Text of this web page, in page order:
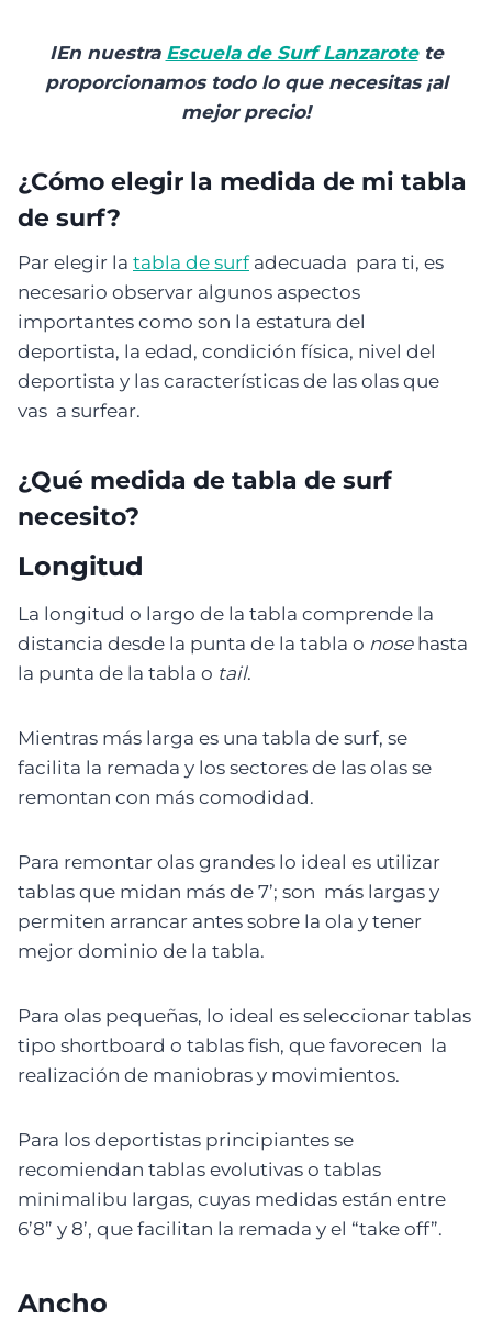
IEn nuestra Escuela de Surf Lanzarotete
proporcionamos todo lo que necesitas ¡al
mejor precio!
¿Cómo elegir la medida de mi tabla
de surf?
Par elegir la tabla de surfadecuada para ti, es
necesario observar algunos aspectos
importantes como son la estatura del
deportista, la edad, condición física, nivel del
deportista y las características de las olas que
vas a surfear.
¿Qué medida de tabla de surf
necesito?
Longitud
La longitud o largo de la tabla comprende la
distancia desde la punta de la tabla o nose hasta
la punta de la tabla o tail.
Mientras más larga es una tabla de surf, se
facilita la remada y los sectores de las olas se
remontan con más comodidad.
Para remontar olas grandes lo ideal es utilizar
tablas que midan más de 7’; son más largas y
permiten arrancar antes sobre la ola y tener
mejor dominio de la tabla.
Para olas pequeñas, lo ideal es seleccionar tablas
tipo shortboard o tablas fish, que favorecen la
realización de maniobras y movimientos.
Para los deportistas principiantes se
recomiendan tablas evolutivas o tablas
minimalibu largas, cuyas medidas están entre
6’8” y 8’, que facilitan la remada y el “take off”.
Ancho